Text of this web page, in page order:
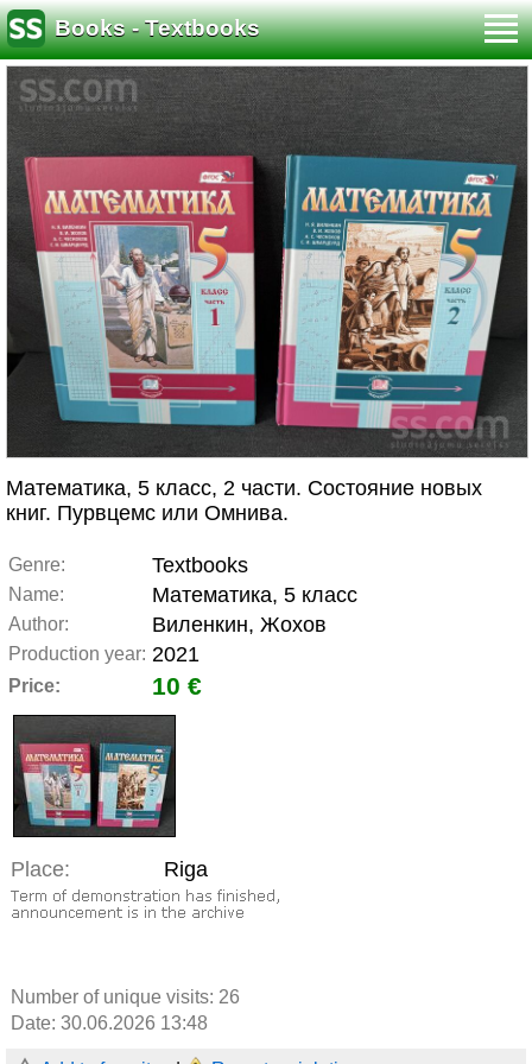
Books - Textbooks
Математика, 5 класс, 2 части. Состояние новых
книг. Пурвцемс или Омнива.
Genre: Textbooks
Name: Математика, 5 класс
Author: Виленкин, Жохов
Production year: 2021
Price: 10 €
Place: Riga
Number of unique visits: 26
Date: 30.06.2026 13:48